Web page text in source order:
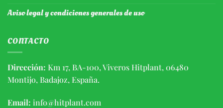
Aviso legal y condiciones generales de uso
CONTACTO
Dirección: Km 17, BA-100, Viveros Hitplant, 06480
Montijo, Badajoz, España.
Email: info@hitplant.com